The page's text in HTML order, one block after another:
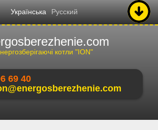
Українська Русский
котли "ION"
69 40